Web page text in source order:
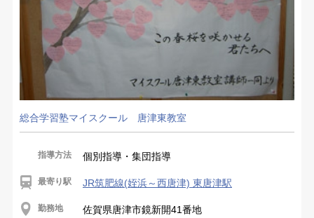
総合学習塾マイスクール 唐津東教室
指導方法 個別指導・集団指導
最寄り駅 JR筑肥線(姪浜～西唐津) 東唐津駅
勤務地 佐賀県唐津市鏡新開41番地